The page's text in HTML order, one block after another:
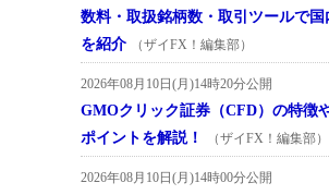
数料・取扱銘柄数・取引ツールで国
を紹介
（ザイFX！編集部）
2026年08月10日(月)14時20分公開
GMOクリック証券（CFD）の特徴
ポイントを解説！
（ザイFX！編集部）
2026年08月10日(月)14時00分公開